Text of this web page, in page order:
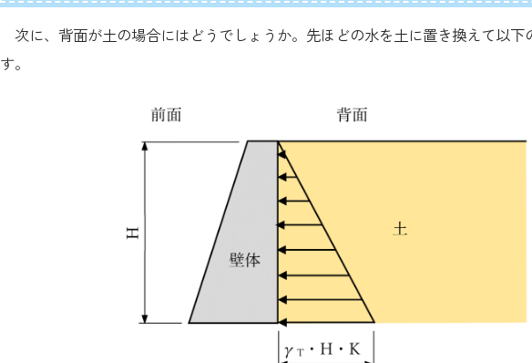
次に、背面が土の場合にはどうでしょうか。先ほどの水を土に置き換えて以下
す。